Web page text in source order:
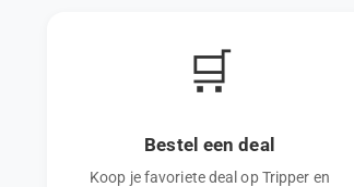
🛒
Bestel een deal
Koop je favoriete deal op Tripper en